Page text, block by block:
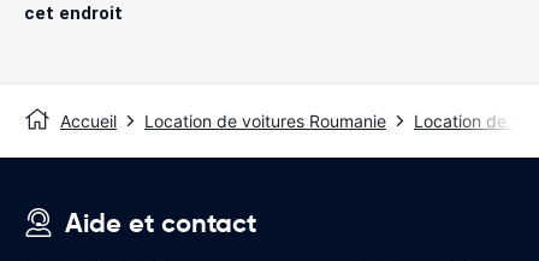
cet endroit
Accueil Location de voitures Roumanie Location de
Aide et contact